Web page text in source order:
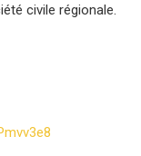
civile régionale.